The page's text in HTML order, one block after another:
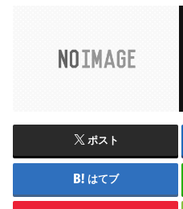
ポスト
はてブ